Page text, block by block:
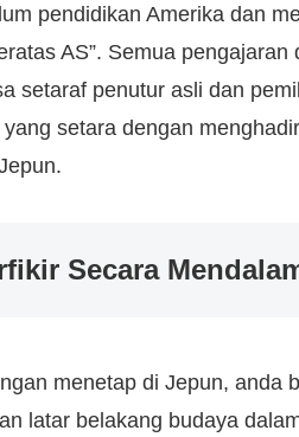
pendidikan Amerika dan
AS”. Semua
setaraf penutur asli dan
setara dengan
Secara
menetap di Jepun, anda
latar belakang budaya